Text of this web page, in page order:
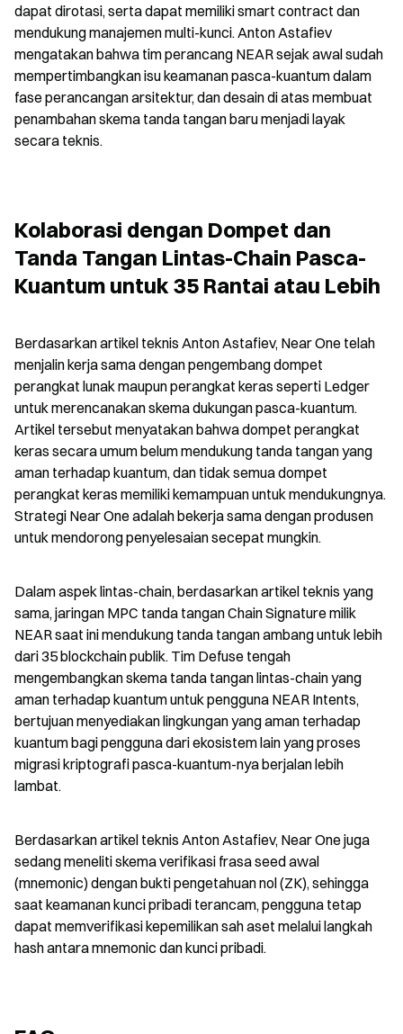
dapat dirotasi, serta dapat memiliki smart contract dan
mendukung manajemen multi-kunci. Anton Astafiev
mengatakan bahwa tim perancang NEAR sejak awal sudah
mempertimbangkan isu keamanan pasca-kuantum dalam
fase perancangan arsitektur, dan desain di atas membuat
penambahan skema tanda tangan baru menjadi layak
secara teknis.
Kolaborasi dengan Dompet dan
Tanda Tangan Lintas-Chain Pasca-
Kuantum untuk 35 Rantai atau Lebih
Berdasarkan artikel teknis Anton Astafiev, Near One telah
menjalin kerja sama dengan pengembang dompet
perangkat lunak maupun perangkat keras seperti Ledger
untuk merencanakan skema dukungan pasca-kuantum.
Artikel tersebut menyatakan bahwa dompet perangkat
keras secara umum belum mendukung tanda tangan yang
aman terhadap kuantum, dan tidak semua dompet
perangkat keras memiliki kemampuan untuk mendukungnya.
Strategi Near One adalah bekerja sama dengan produsen
untuk mendorong penyelesaian secepat mungkin.
Dalam aspek lintas-chain, berdasarkan artikel teknis yang
sama, jaringan MPC tanda tangan Chain Signature milik
NEAR saat ini mendukung tanda tangan ambang untuk lebih
dari 35 blockchain publik. Tim Defuse tengah
mengembangkan skema tanda tangan lintas-chain yang
aman terhadap kuantum untuk pengguna NEAR Intents,
bertujuan menyediakan lingkungan yang aman terhadap
kuantum bagi pengguna dari ekosistem lain yang proses
migrasi kriptografi pasca-kuantum-nya berjalan lebih
lambat.
Berdasarkan artikel teknis Anton Astafiev, Near One juga
sedang meneliti skema verifikasi frasa seed awal
(mnemonic) dengan bukti pengetahuan nol (ZK), sehingga
saat keamanan kunci pribadi terancam, pengguna tetap
dapat memverifikasi kepemilikan sah aset melalui langkah
hash antara mnemonic dan kunci pribadi.